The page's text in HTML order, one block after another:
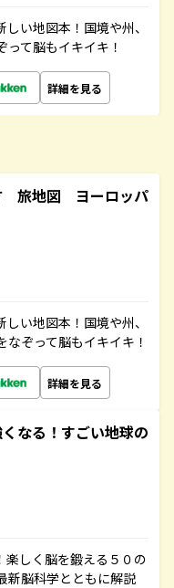
い地図本！国境や州、
て脳もイキイキ！
詳細を見る
旅地図 ヨーロッパ
い地図本！国境や州、
ぞって脳もイキイキ！
詳細を見る
なる！すごい地球の
楽しく脳を鍛える５０の
新脳科学とともに解説